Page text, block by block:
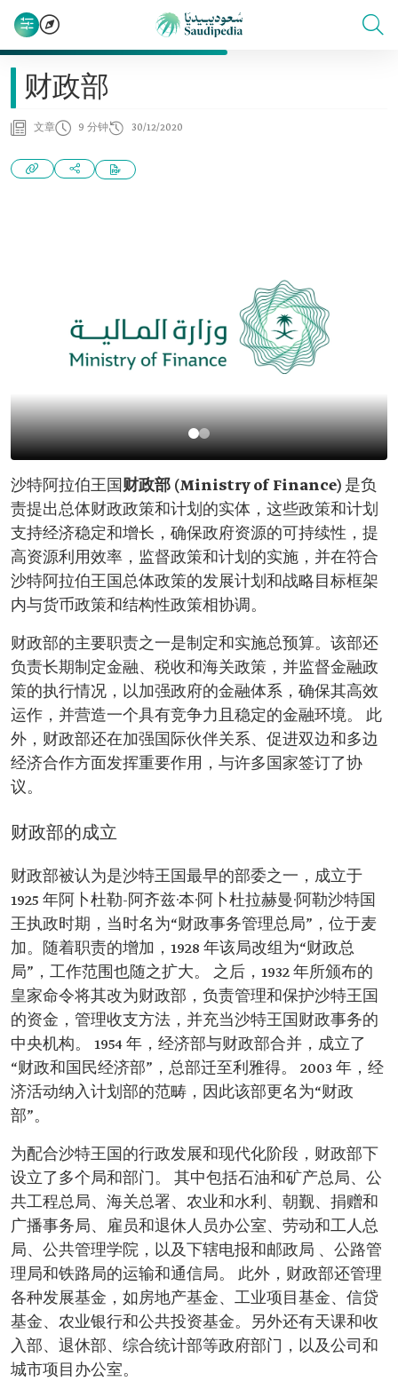
财政部
文章 9 分钟 30/12/2020
沙特阿拉伯王国财政部 (Ministry of Finance) 是负
责提出总体财政政策和计划的实体，这些政策和计划
支持经济稳定和增长，确保政府资源的可持续性，提
高资源利用效率，监督政策和计划的实施，并在符合
沙特阿拉伯王国总体政策的发展计划和战略目标框架
内与货币政策和结构性政策相协调。
财政部的主要职责之一是制定和实施总预算。该部还
负责长期制定金融、税收和海关政策，并监督金融政
策的执行情况，以加强政府的金融体系，确保其高效
运作，并营造一个具有竞争力且稳定的金融环境。 此
外，财政部还在加强国际伙伴关系、促进双边和多边
经济合作方面发挥重要作用，与许多国家签订了协
议。
财政部的成立
财政部被认为是沙特王国最早的部委之一，成立于
1925 年阿卜杜勒-阿齐兹·本·阿卜杜拉赫曼·阿勒沙特国
王执政时期，当时名为“财政事务管理总局”，位于麦
加。随着职责的增加，1928 年该局改组为“财政总
局”，工作范围也随之扩大。 之后，1932 年所颁布的
皇家命令将其改为财政部，负责管理和保护沙特王国
的资金，管理收支方法，并充当沙特王国财政事务的
中央机构。 1954 年，经济部与财政部合并，成立了
“财政和国民经济部”，总部迁至利雅得。 2003 年，经
济活动纳入计划部的范畴，因此该部更名为“财政
部”。
为配合沙特王国的行政发展和现代化阶段，财政部下
设立了多个局和部门。 其中包括石油和矿产总局、公
共工程总局、海关总署、农业和水利、朝觐、捐赠和
广播事务局、雇员和退休人员办公室、劳动和工人总
局、公共管理学院，以及下辖电报和邮政局 、公路管
理局和铁路局的运输和通信局。 此外，财政部还管理
各种发展基金，如房地产基金、工业项目基金、信贷
基金、农业银行和公共投资基金。另外还有天课和收
入部、退休部、综合统计部等政府部门，以及公司和
城市项目办公室。